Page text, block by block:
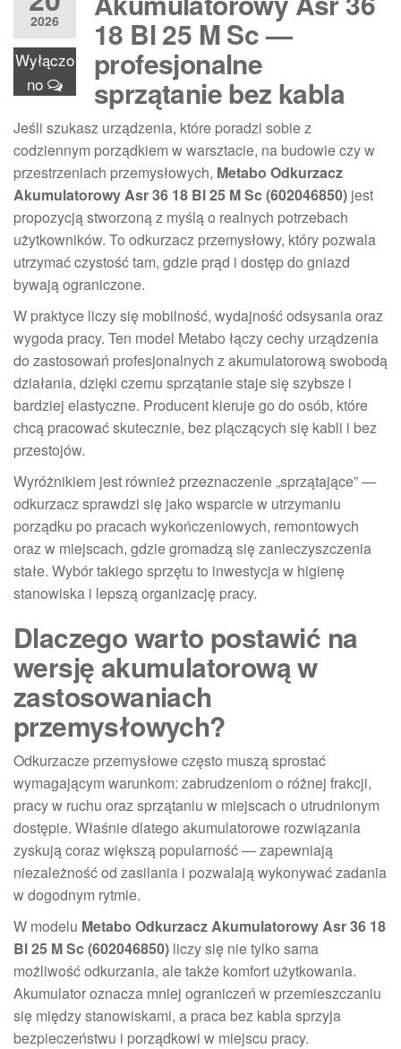
2026
Wyłączo
no
18 Bl 25 M Sc —
profesjonalne
sprzątanie bez kabla
Jeśli szukasz urządzenia, które poradzi sobie z
codziennym porządkiem w warsztacie, na budowie czy w
przestrzeniach przemysłowych, Metabo Odkurzacz
Akumulatorowy Asr 36 18 Bl 25 M Sc (602046850) jest
propozycją stworzoną z myślą o realnych potrzebach
użytkowników. To odkurzacz przemysłowy, który pozwala
utrzymać czystość tam, gdzie prąd i dostęp do gniazd
bywają ograniczone.
W praktyce liczy się mobilność, wydajność odsysania oraz
wygoda pracy. Ten model Metabo łączy cechy urządzenia
do zastosowań profesjonalnych z akumulatorową swobodą
działania, dzięki czemu sprzątanie staje się szybsze i
bardziej elastyczne. Producent kieruje go do osób, które
chcą pracować skutecznie, bez plączących się kabli i bez
przestojów.
Wyróżnikiem jest również przeznaczenie „sprzątające” —
odkurzacz sprawdzi się jako wsparcie w utrzymaniu
porządku po pracach wykończeniowych, remontowych
oraz w miejscach, gdzie gromadzą się zanieczyszczenia
stałe. Wybór takiego sprzętu to inwestycja w higienę
stanowiska i lepszą organizację pracy.
Dlaczego warto postawić na
wersję akumulatorową w
zastosowaniach
przemysłowych?
Odkurzacze przemysłowe często muszą sprostać
wymagającym warunkom: zabrudzeniom o różnej frakcji,
pracy w ruchu oraz sprzątaniu w miejscach o utrudnionym
dostępie. Właśnie dlatego akumulatorowe rozwiązania
zyskują coraz większą popularność — zapewniają
niezależność od zasilania i pozwalają wykonywać zadania
w dogodnym rytmie.
W modelu Metabo Odkurzacz Akumulatorowy Asr 36 18
Bl 25 M Sc (602046850) liczy się nie tylko sama
możliwość odkurzania, ale także komfort użytkowania.
Akumulator oznacza mniej ograniczeń w przemieszczaniu
się między stanowiskami, a praca bez kabla sprzyja
bezpieczeństwu i porządkowi w miejscu pracy.